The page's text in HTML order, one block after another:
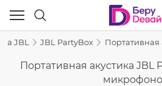
JBL JBL PartyBox Портативная
Портативная акустика JBL